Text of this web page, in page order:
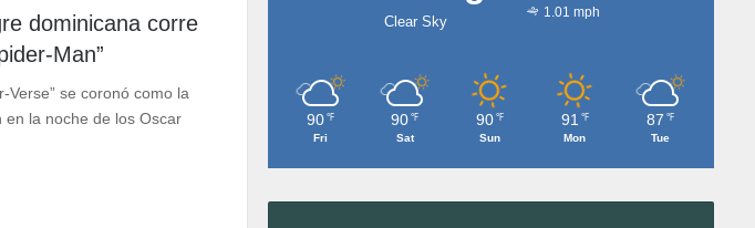
dominicana corre
Man”
Verse” se coronó como la
la noche de los Oscar
Clear Sky
1.01 mph
90 ℉
Fri
90 ℉
Sat
90 ℉
Sun
91 ℉
Mon
87 ℉
Tue